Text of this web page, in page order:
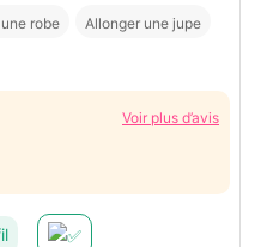
robe Allonger une jupe
Voir plus d’avis